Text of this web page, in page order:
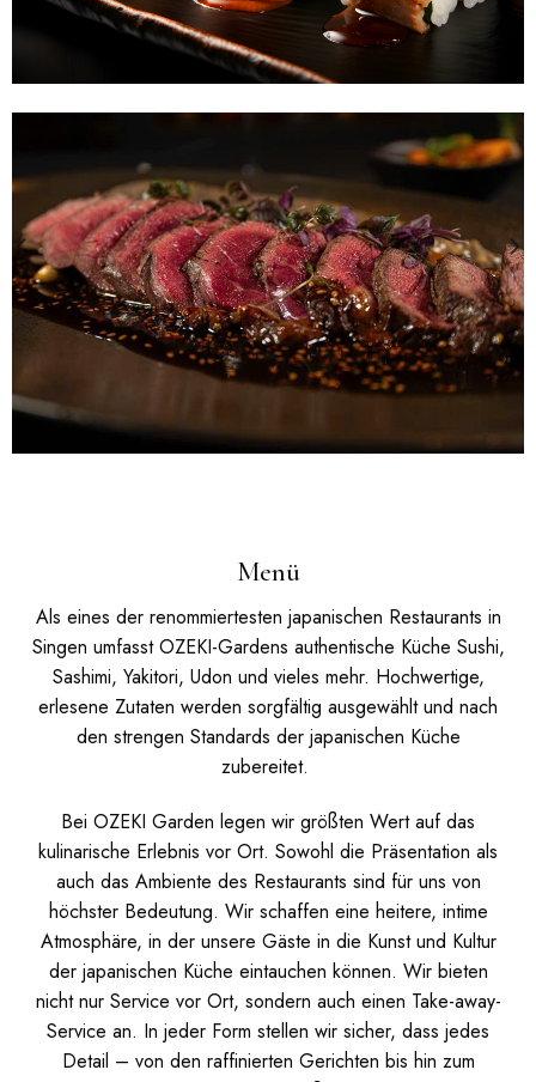
Menü
Als eines der renommiertesten japanischen Restaurants in
Singen umfasst OZEKI-Gardens authentische Küche Sushi,
Sashimi, Yakitori, Udon und vieles mehr. Hochwertige,
erlesene Zutaten werden sorgfältig ausgewählt und nach
den strengen Standards der japanischen Küche
zubereitet.
Bei OZEKI Garden legen wir größten Wert auf das
kulinarische Erlebnis vor Ort. Sowohl die Präsentation als
auch das Ambiente des Restaurants sind für uns von
höchster Bedeutung. Wir schaffen eine heitere, intime
Atmosphäre, in der unsere Gäste in die Kunst und Kultur
der japanischen Küche eintauchen können. Wir bieten
nicht nur Service vor Ort, sondern auch einen Take-away-
Service an. In jeder Form stellen wir sicher, dass jedes
Detail – von den raffinierten Gerichten bis hin zum